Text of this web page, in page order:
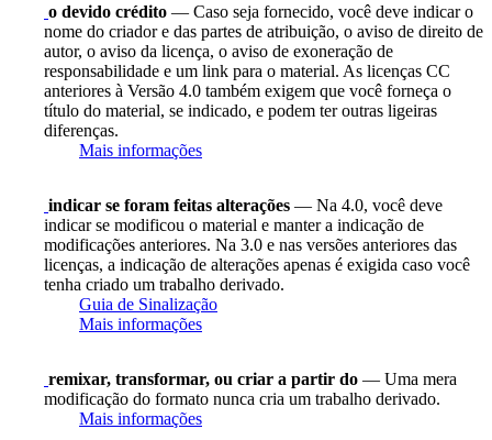
o devido crédito — Caso seja fornecido, você deve indicar o
nome do criador e das partes de atribuição, o aviso de direito de
autor, o aviso da licença, o aviso de exoneração de
responsabilidade e um link para o material. As licenças CC
anteriores à Versão 4.0 também exigem que você forneça o
título do material, se indicado, e podem ter outras ligeiras
diferenças.
Mais informações
indicar se foram feitas alterações — Na 4.0, você deve
indicar se modificou o material e manter a indicação de
modificações anteriores. Na 3.0 e nas versões anteriores das
licenças, a indicação de alterações apenas é exigida caso você
tenha criado um trabalho derivado.
Guia de Sinalização
Mais informações
remixar, transformar, ou criar a partir do — Uma mera
modificação do formato nunca cria um trabalho derivado.
Mais informações